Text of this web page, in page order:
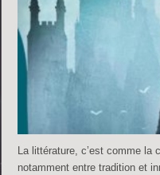
La littérature, c’est comme
notamment entre tradition et